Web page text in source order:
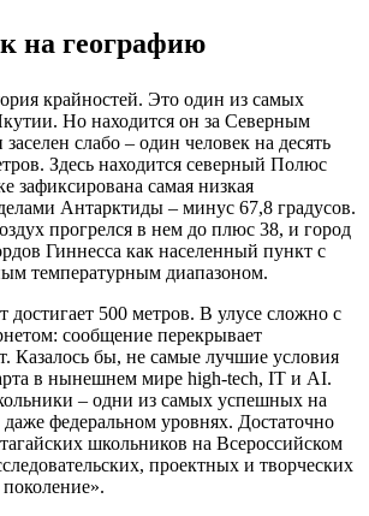
на географию
крайностей. Это один из самых
Но находится он за Северным
слабо – один человек на десять
Здесь находится северный Полюс
зафиксирована самая низкая
Антарктиды – минус 67,8 градусов.
прогрелся в нем до плюс 38, и город
Гиннесса как населенный пункт с
температурным диапазоном.
достигает 500 метров. В улусе сложно с
сообщение перекрывает
Казалось бы, не самые лучшие условия
в нынешнем мире high-tech, IT и AI.
– одни из самых успешных на
федеральном уровнях. Достаточно
школьников на Всероссийском
проектных и творческих